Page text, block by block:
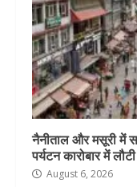
नैनीताल और मसूरी में
पर्यटन कारोबार में
August 6, 2026